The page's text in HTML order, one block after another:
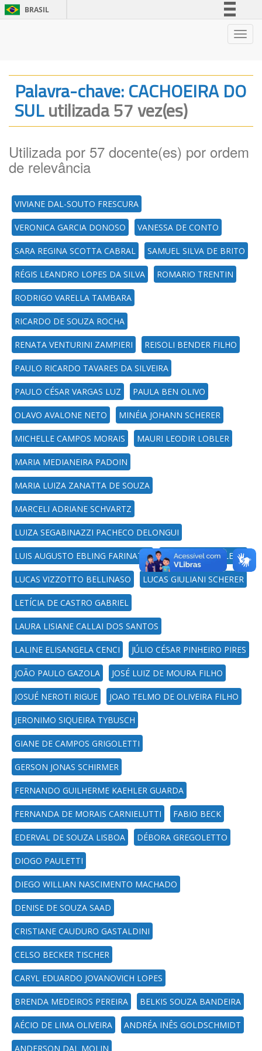
BRASIL
Legislação
Canais
Palavra-chave: CACHOEIRA DO
SULutilizada 57 vez(es)
Utilizada por 57 docente(es) por ordem
de relevância
VIVIANE DAL-SOUTO FRESCURA
VERONICA GARCIA DONOSO VANESSA DE CONTO
SARA REGINA SCOTTA CABRAL SAMUEL SILVA DE BRITO
RÉGIS LEANDRO LOPES DA SILVA ROMARIO TRENTIN
RODRIGO VARELLA TAMBARA
RICARDO DE SOUZA ROCHA
RENATA VENTURINI ZAMPIERI REISOLI BENDER FILHO
PAULO RICARDO TAVARES DA SILVEIRA
PAULO CÉSAR VARGAS LUZ PAULA BEN OLIVO
OLAVO AVALONE NETO MINÉIA JOHANN SCHERER
MICHELLE CAMPOS MORAIS MAURI LEODIR LOBLER
MARIA MEDIANEIRA PADOIN
MARIA LUIZA ZANATTA DE SOUZA
MARCELI ADRIANE SCHVARTZ
LUIZA SEGABINAZZI PACHECO DELONGUI
LUIS AUGUSTO EBLING FARINATTI LUCIANI NEVES LENS
LUCAS VIZZOTTO BELLINASO LUCAS GIULIANI SCHERER
LETÍCIA DE CASTRO GABRIEL
LAURA LISIANE CALLAI DOS SANTOS
LALINE ELISANGELA CENCI JÚLIO CÉSAR PINHEIRO PIRES
JOÃO PAULO GAZOLA JOSÉ LUIZ DE MOURA FILHO
JOSUÉ NEROTI RIGUE JOAO TELMO DE OLIVEIRA FILHO
JERONIMO SIQUEIRA TYBUSCH
GIANE DE CAMPOS GRIGOLETTI
GERSON JONAS SCHIRMER
FERNANDO GUILHERME KAEHLER GUARDA
FERNANDA DE MORAIS CARNIELUTTI FABIO BECK
EDERVAL DE SOUZA LISBOA DÉBORA GREGOLETTO
DIOGO PAULETTI
DIEGO WILLIAN NASCIMENTO MACHADO
DENISE DE SOUZA SAAD
CRISTIANE CAUDURO GASTALDINI
CELSO BECKER TISCHER
CARYL EDUARDO JOVANOVICH LOPES
BRENDA MEDEIROS PEREIRA BELKIS SOUZA BANDEIRA
AÉCIO DE LIMA OLIVEIRA ANDRÉA INÊS GOLDSCHMIDT
ANDERSON DAL MOLIN